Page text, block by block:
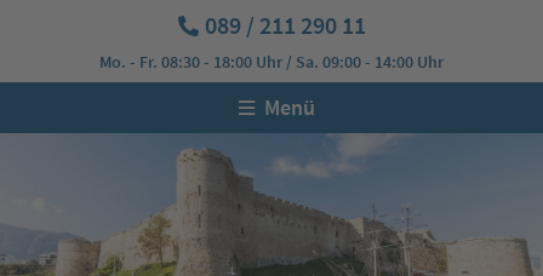
089 / 211 290 11
Mo. - Fr. 08:30 - 18:00 Uhr / Sa. 09:00 - 14:00 Uhr
Menü